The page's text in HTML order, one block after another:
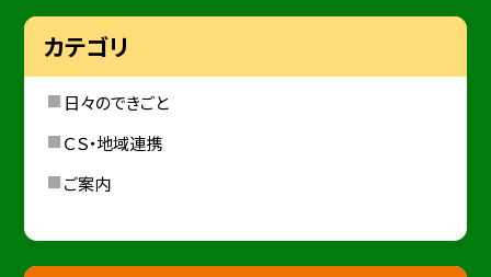
カテゴリ
日々のできごと
ＣＳ・地域連携
ご案内